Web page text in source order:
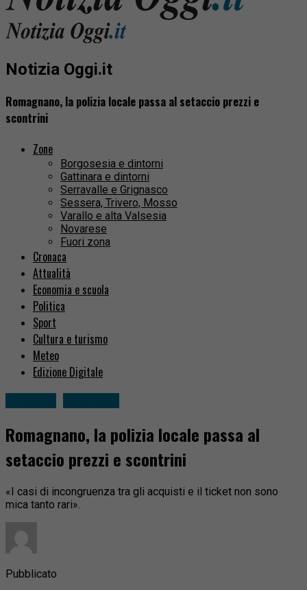
Notizia Oggi.it
Romagnano, la polizia locale passa al setaccio prezzi e
scontrini
Zone
Borgosesia e dintorni
Gattinara e dintorni
Serravalle e Grignasco
Sessera, Trivero, Mosso
Varallo e alta Valsesia
Novarese
Fuori zona
Cronaca
Attualità
Economia e scuola
Politica
Sport
Cultura e turismo
Meteo
Edizione Digitale
Romagnano, la polizia locale passa al
setaccio prezzi e scontrini
«I casi di incongruenza tra gli acquisti e il ticket non sono
mica tanto rari».
Pubblicato